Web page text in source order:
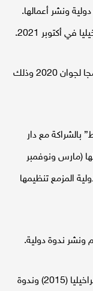
ونشر أعمالها.
أكتوبر 2021.
7 – السينغال : تأجيل ملتقى تأسيسي كان مبرمجا لجوان 2020 وذلك
بالشراكة مع دار
(مارس ونوفمبر
المزمع تنظيمها
10 – المغرب: تنظيم المؤتمر العالمي الأول للإبراخيليا (2015) وندوة